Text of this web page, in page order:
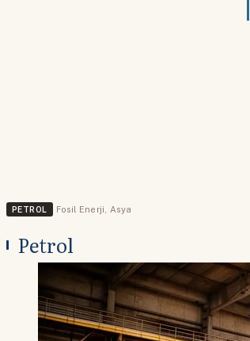
PETROL Fosil Enerji Asya
Petrol